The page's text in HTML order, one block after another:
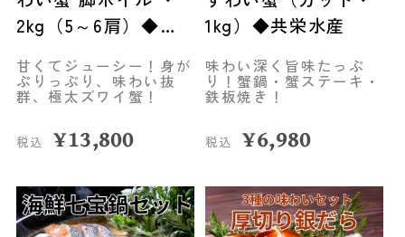
2kg（5～6肩）◆共
甘くてジューシー！身が
ぷりっぷり、味わい抜
群、極太ズワイ蟹！
税込 ¥13,800
1kg）◆共栄水産
味わい深く旨味たっぷ
り！蟹鍋・蟹ステーキ・
鉄板焼き！
税込 ¥6,980